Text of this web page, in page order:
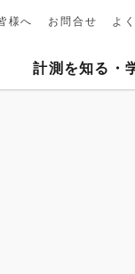
計測を知る・
様へ お問合せ よ